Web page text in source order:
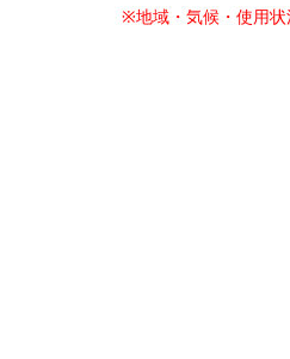
※地域・気候・使用